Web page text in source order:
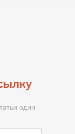
один